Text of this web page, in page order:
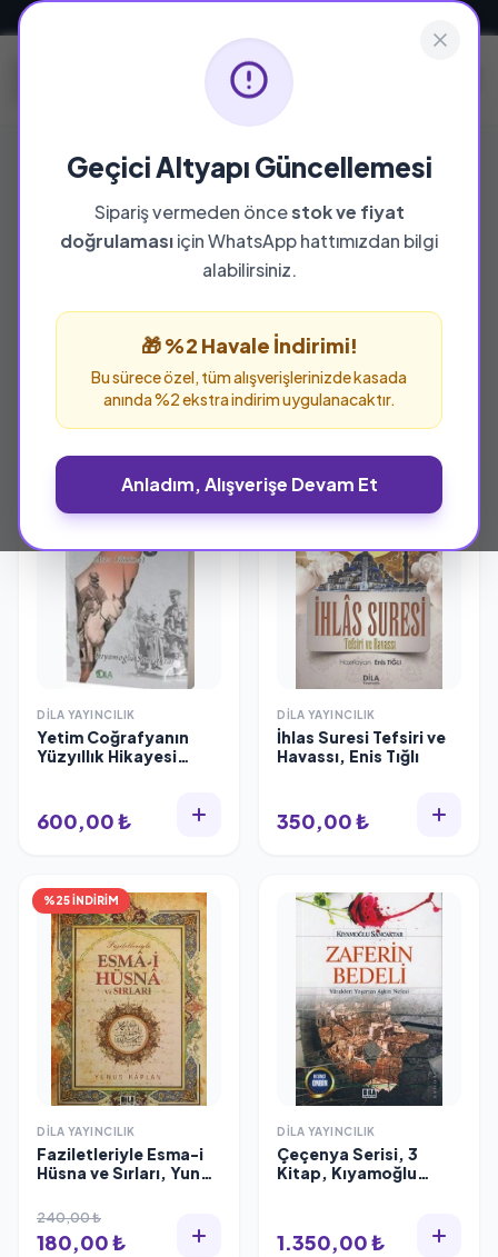
Geçici Altyapı Güncellemesi
Sipariş vermeden öncestok ve fiyat
doğrulamasıiçin WhatsApp hattımızdan bilgi
alabilirsiniz.
🎁 %2 Havale İndirimi!
Bu sürece özel, tüm alışverişlerinizde kasada
anında %2 ekstra indirim uygulanacaktır.
Anladım, Alışverişe Devam Et
YAYINEVI
Dila Yayıncılık
Dila Yayıncılık yayınevine ait tüm eserleri bu
sayfada inceleyebilir ve güvenle sipariş
DILA YAYINCILIK
Yetim Coğrafyanın
Yüzyıllık Hikayesi
Sancaktar Dila
Yayıncılık
600,00 ₺
DILA YAYINCILIK
İhlas Suresi Tefsiri ve
Havassı, Enis Tığlı
350,00 ₺
%25 İNDİRİM
DILA YAYINCILIK
Faziletleriyle Esma-i
Hüsna ve Sırları, Yunus
240,00 ₺
180,00 ₺
DILA YAYINCILIK
Çeçenya Serisi, 3
Kitap, Kıyamoğlu
1.350,00 ₺